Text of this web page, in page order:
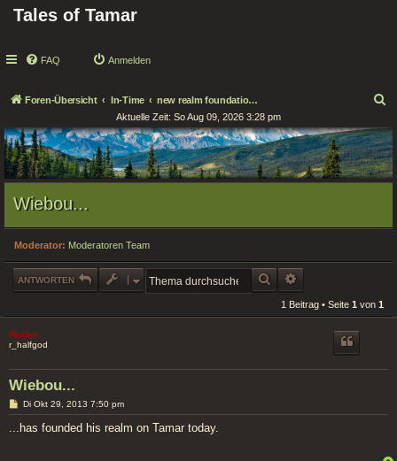
Tales of Tamar
FAQ Anmelden
Foren-Übersicht In-Time new realm foundations / Neue Reichsgründungen
c
h
e
Aktuelle Zeit: So Aug 09, 2026 3:28 pm
Wiebou...
Moderator: Moderatoren Team
ANTWORTEN SUCHE
1 Beitrag • Seite 1 von 1
Wolfen
r_halfgod
Wiebou...
B
e
i
Di Okt 29, 2013 7:50 pm
...has founded his realm on Tamar today.